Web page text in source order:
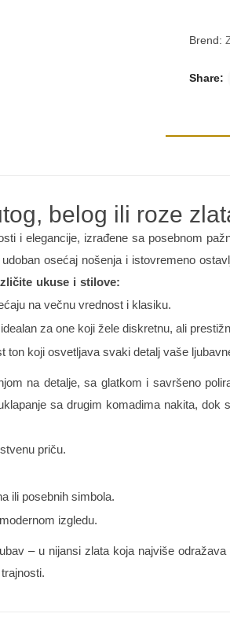
Brend:
Share:
belog ili roze
i elegancije, izrađene sa posebnom
udoban osećaj nošenja i istovremeno
ukuse i stilove:
na večnu vrednost i klasiku.
za one koji žele diskretnu, ali
ton koji osvetljava svaki detalj vaše
na detalje, sa glatkom i savršeno
sa drugim komadima nakita,
priču.
ili posebnih simbola.
izgledu.
– u nijansi zlata koja najviše